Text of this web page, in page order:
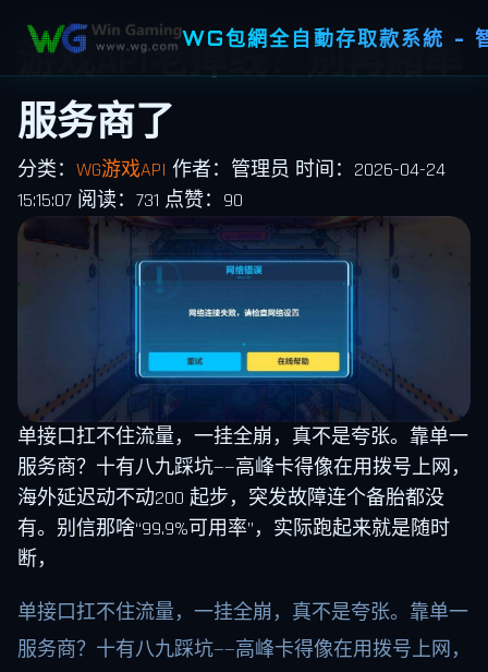
WG包網全自動存取款系統 -
游戏API老掉线？别再赌单
服务商了
分类： WG游戏API 作者：管理员 时间：2026-04-24
15:15:07 阅读：731 点赞：90
单接口扛不住流量，一挂全崩，真不是夸张。靠单一
服务商？十有八九踩坑——高峰卡得像在用拨号上网，
海外延迟动不动200 起步，突发故障连个备胎都没
有。别信那啥“99.9%可用率”，实际跑起来就是随时
断，
单接口扛不住流量，一挂全崩，真不是夸张。靠单一
服务商？十有八九踩坑——高峰卡得像在用拨号上网，